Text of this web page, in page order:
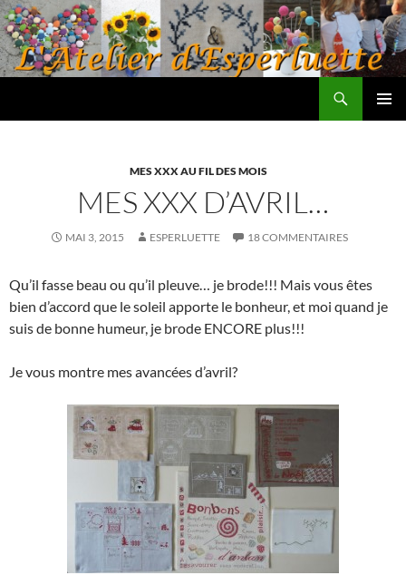
Aller
au
contenu
MES XXX AU FIL DES MOIS
MES XXX D’AVRIL…
MAI 3, 2015 ESPERLUETTE 18 COMMENTAIRES
Qu’il fasse beau ou qu’il pleuve… je brode!!! Mais vous êtes
bien d’accord que le soleil apporte le bonheur, et moi quand je
suis de bonne humeur, je brode ENCORE plus!!!
Je vous montre mes avancées d’avril?